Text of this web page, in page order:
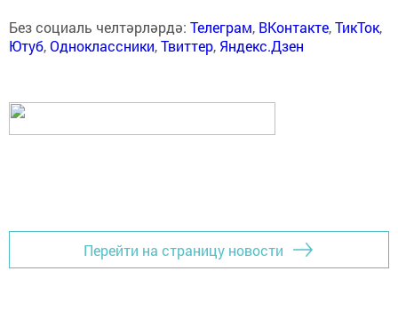
Без социаль челтәрләрдә: Телеграм, ВКонтакте,ТикТок,
Ютуб,Одноклассники,Твиттер, Яндекс.Дзен
Перейти на страницу новости